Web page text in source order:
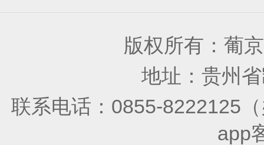
版权所有：葡
地址：贵州
联系电话：0855-8222125
app